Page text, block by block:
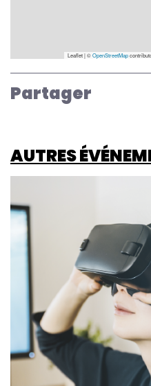
Leaflet | ©OpenStreetMap
Partager
AUTRES